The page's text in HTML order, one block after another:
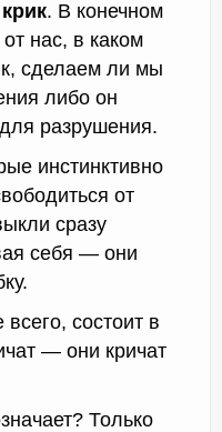
. В конечном
нас, в каком
сделаем ли мы
либо он
разрушения.
инстинктивно
от
сразу
себя — они
состоит в
— они кричат
Только